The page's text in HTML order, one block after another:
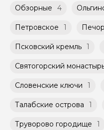
Обзорные 4
Петровское 1
Псковский кремль 1
Святогорский
Словенские ключи 1
Талабские острова 1
Труворово городище 1